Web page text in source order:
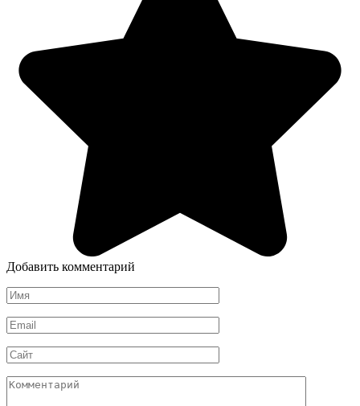
Добавить комментарий
Имя
*
Email
*
Сайт
Комментарий